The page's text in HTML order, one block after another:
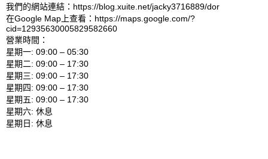
我們的網站連結：https://blog.xuite.net/jacky3716889/dor
在Google Map上查看：https://maps.google.com/?
cid=12935630005829582660
營業時間：
星期一: 09:00 – 05:30
星期二: 09:00 – 17:30
星期三: 09:00 – 17:30
星期四: 09:00 – 17:30
星期五: 09:00 – 17:30
星期六: 休息